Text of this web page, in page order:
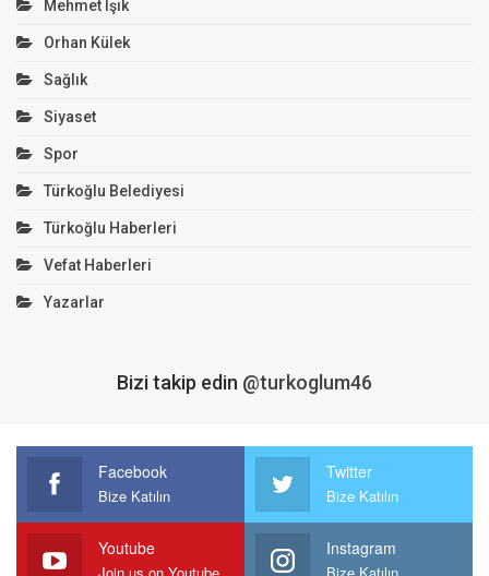
Mehmet Işık
Orhan Külek
Sağlık
Siyaset
Spor
Türkoğlu Belediyesi
Türkoğlu Haberleri
Vefat Haberleri
Yazarlar
Bizi takip edin @turkoglum46
Facebook
Bize Katılın
Twitter
Bize Katılın
Youtube Instagram